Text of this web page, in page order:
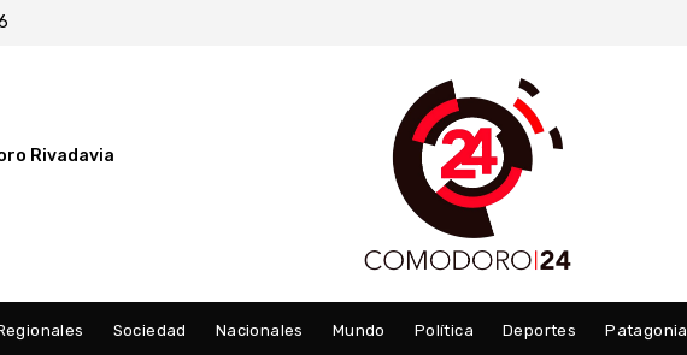
Rivadavia
Sociedad Nacionales Mundo Política Deportes Patagonia